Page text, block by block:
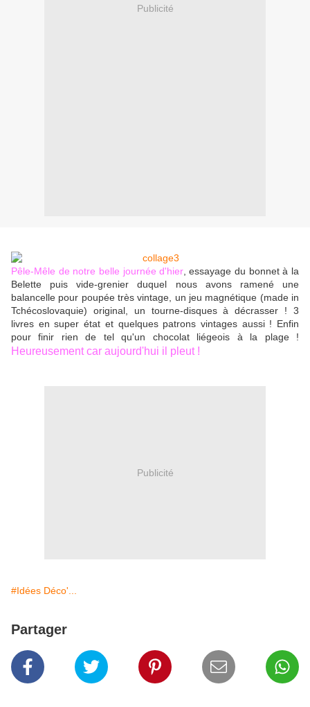
Publicité
Pêle-Mêle de notre belle journée d'hier, essayage du bonnet à la
Belette puis vide-grenier duquel nous avons ramené une
balancelle pour poupée très vintage, un jeu magnétique (made in
Tchécoslovaquie) original, un tourne-disques à décrasser ! 3
livres en super état et quelques patrons vintages aussi ! Enfin
pour finir rien de tel qu'un chocolat liégeois à la plage !
Heureusement car aujourd'hui il pleut !
Publicité
#Idées Déco'...
Partager